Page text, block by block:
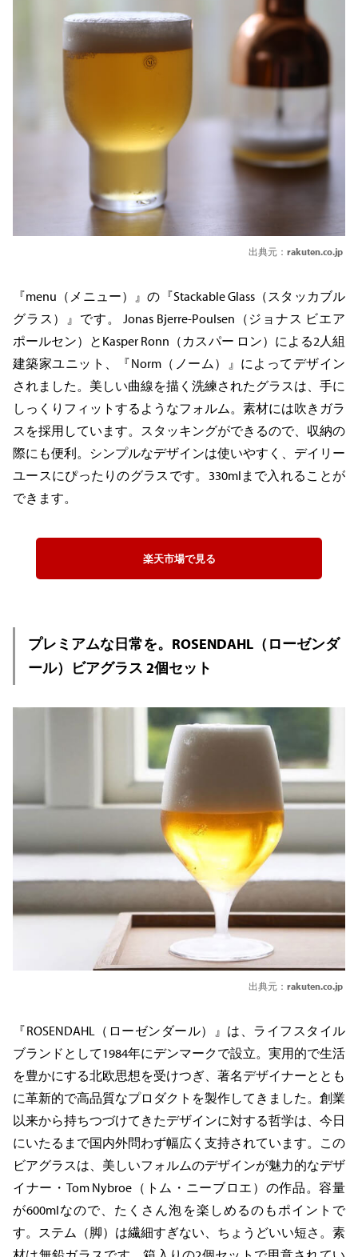
出典元： rakuten.co.jp
『menu（メニュー）』の『Stackable Glass（スタッカブル
グラス）』です。 Jonas Bjerre-Poulsen（ジョナス ビエア
ポールセン）とKasper Ronn（カスパー ロン）による2人組
建築家ユニット、『Norm（ノーム）』によってデザイン
されました。美しい曲線を描く洗練されたグラスは、手に
しっくりフィットするようなフォルム。素材には吹きガラ
スを採用しています。スタッキングができるので、収納の
際にも便利。シンプルなデザインは使いやすく、デイリー
ユースにぴったりのグラスです。330mlまで入れることが
できます。
楽天市場で見る
プレミアムな日常を。ROSENDAHL（ローゼンダ
ール）ビアグラス 2個セット
出典元： rakuten.co.jp
『ROSENDAHL（ローゼンダール）』は、ライフスタイル
ブランドとして1984年にデンマークで設立。実用的で生活
を豊かにする北欧思想を受けつぎ、著名デザイナーととも
に革新的で高品質なプロダクトを製作してきました。創業
以来から持ちつづけてきたデザインに対する哲学は、今日
にいたるまで国内外問わず幅広く支持されています。この
ビアグラスは、美しいフォルムのデザインが魅力的なデザ
イナー・Tom Nybroe（トム・ニーブロエ）の作品。容量
が600mlなので、たくさん泡を楽しめるのもポイントで
す。ステム（脚）は繊細すぎない、ちょうどいい短さ。素